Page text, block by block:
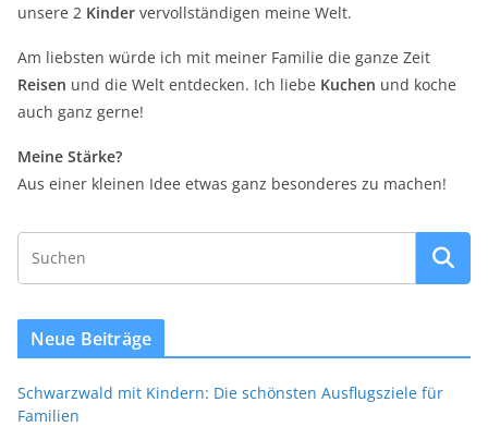
unsere 2 Kinder vervollständigen meine Welt.
Am liebsten würde ich mit meiner Familie die ganze Zeit
Reisen und die Welt entdecken. Ich liebe Kuchen und koche
auch ganz gerne!
Meine Stärke?
Aus einer kleinen Idee etwas ganz besonderes zu machen!
Neue Beiträge
Schwarzwald mit Kindern: Die schönsten Ausflugsziele für
Familien